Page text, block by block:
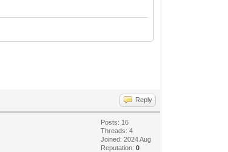
Reply
Posts: 16
Threads: 4
Joined: 2024 Aug
Reputation:0